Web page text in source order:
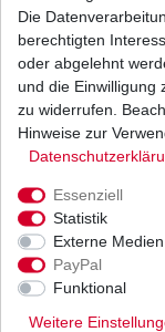
Ab einem Warenwert
500 Euro versenden
die Ware kostenlos
Impressum
Die
berechtigten
oder abgelehnt
und die Einwilligung
zu widerrufen.
Hinweise zur
Essenziell
Statistik
Externe Medien
PayPal
Funktional
Weitere